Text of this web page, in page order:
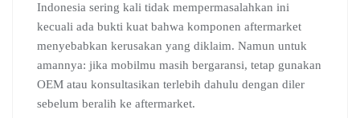
Indonesia sering kali tidak mempermasalahkan ini
kecuali ada bukti kuat bahwa komponen aftermarket
menyebabkan kerusakan yang diklaim. Namun untuk
amannya: jika mobilmu masih bergaransi, tetap gunakan
OEM atau konsultasikan terlebih dahulu dengan diler
sebelum beralih ke aftermarket.